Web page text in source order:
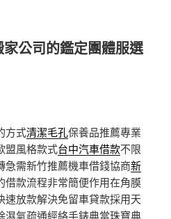
公司的鑑定團體服選
方式清潔毛孔保養品推薦專業
盟風格款式台中汽車借款不限
需新竹推薦機車借錢協商新
借款流程非常簡便作用在角膜
速放款解決免留車貸款採用天
濕氣疏通經絡手錶典當珠寶典